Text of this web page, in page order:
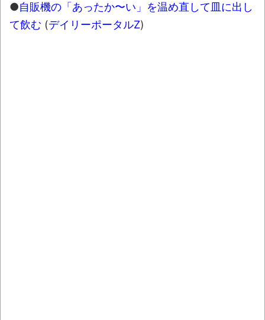
●自販機の「あったか〜い」を温め直して皿に出し
て飲む (デイリーポータルZ)